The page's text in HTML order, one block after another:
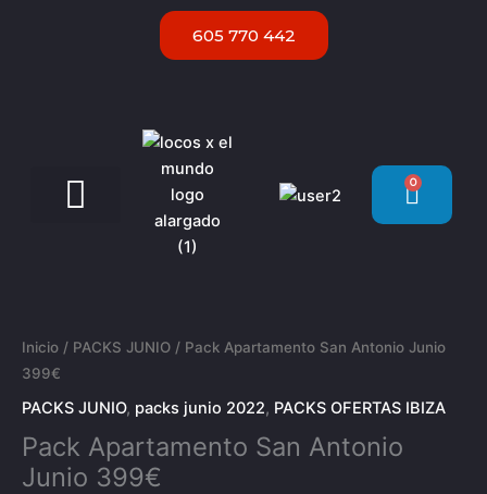
605 770 442
0
Inicio / PACKS JUNIO / Pack Apartamento San Antonio Junio
399€
PACKS JUNIO, packs junio 2022, PACKS OFERTAS IBIZA
Pack Apartamento San Antonio
Junio 399€
San
Antonio
399€
cantidad